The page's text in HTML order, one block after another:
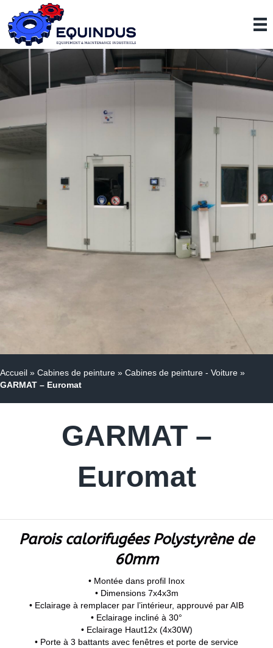
Accueil » Cabines de peinture » Cabines de peinture - Voiture »
GARMAT – Euromat
GARMAT –
Euromat
Parois calorifugées Polystyrène de
60mm
• Montée dans profil Inox
• Dimensions 7x4x3m
• Eclairage à remplacer par l’intérieur, approuvé par AIB
• Eclairage incliné à 30°
• Eclairage Haut12x (4x30W)
• Porte à 3 battants avec fenêtres et porte de service